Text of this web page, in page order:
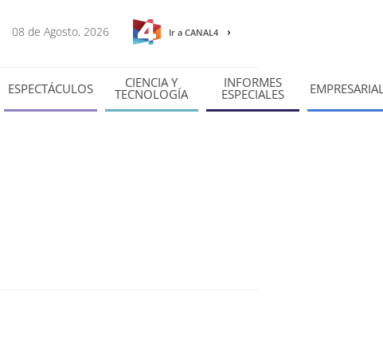
08 de Agosto, 2026 Ir a CANAL4
ESPECTÁCULOS CIENCIA Y
TECNOLOGÍA
INFORMES
ESPECIALES